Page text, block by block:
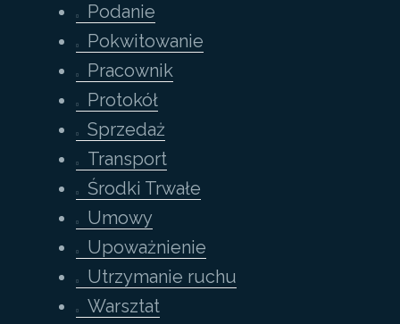
Podanie
Pokwitowanie
Pracownik
Protokół
Sprzedaż
Transport
Środki Trwałe
Umowy
Upoważnienie
Utrzymanie ruchu
Warsztat